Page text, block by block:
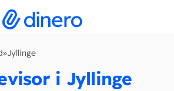
»Jyllinge
i Jyllinge